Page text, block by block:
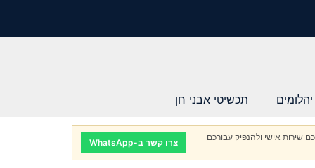
יהלומים תכשיטי אבני חן
שירות אישי ולהנפיק עבורכם
צרו קשר ב-WhatsApp